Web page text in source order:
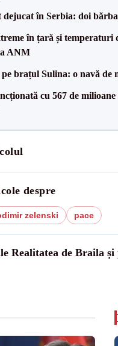
în Serbia: doi
în țară și temperaturi
ANM
brațul Sulina: o navă de
cu 567 de
despre
zelenski pace
Realitatea de Braila și